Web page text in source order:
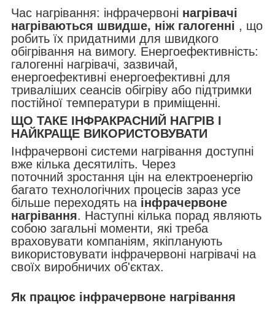
Час нагрівання: інфрачервоні нагрівачі
нагріваються швидше, ніж галогенні , що
робить їх придатними для швидкого
обігрівання на вимогу. Енергоефективність:
галогенні нагрівачі, зазвичай,
енергоефективні енергоефективні для
триваліших сеансів обігріву або підтримки
постійної температури в приміщенні.
ЩО ТАКЕ ІНФРАКРАСНИЙ НАГРІВ І
НАЙКРАЩЕ ВИКОРИСТОВУВАТИ
Інфрачервоні системи нагрівання доступні
вже кілька десятиліть. Через
поточний зростання цін на електроенергію
багато технологічних процесів зараз усе
більше переходять на інфрачервоне
нагрівання. Наступні кілька порад являють
собою загальні моменти, які треба
враховувати компаніям, якіпланують
використовувати інфрачервоні нагрівачі на
своїх виробничих об'єктах.
Як працює інфрачервоне нагрівання